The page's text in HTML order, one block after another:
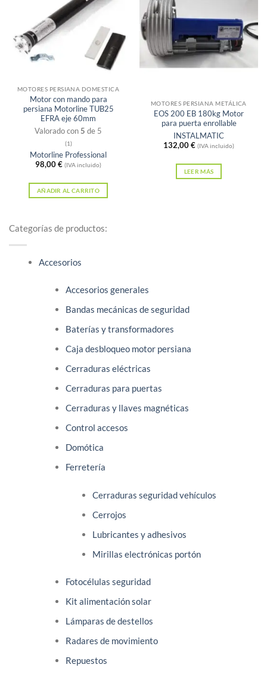
MOTORES PERSIANA DOMESTICA
Motor con mando para
persiana Motorline TUB25
EFRA eje 60mm
Valorado con5 de 5
(1)
Motorline Professional
98,00€ (IVA incluido)
AÑADIR AL CARRITO
MOTORES PERSIANA METÁLICA
EOS 200 EB 180kg Motor
para puerta enrollable
INSTALMATIC
132,00€ (IVA incluido)
LEER MÁS
Categorías de productos:
Accesorios
Accesorios generales
Bandas mecánicas de seguridad
Baterías y transformadores
Caja desbloqueo motor persiana
Cerraduras eléctricas
Cerraduras para puertas
Cerraduras y llaves magnéticas
Control accesos
Domótica
Ferretería
Cerraduras seguridad vehículos
Cerrojos
Lubricantes y adhesivos
Mirillas electrónicas portón
Fotocélulas seguridad
Kit alimentación solar
Lámparas de destellos
Radares de movimiento
Repuestos